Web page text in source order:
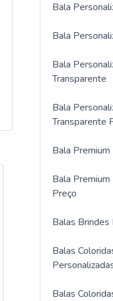
Bala
Bala
Bala
Transparente
Bala
Transparente
Bala
Bala
Preço
Balas Brindes
Balas
Balas